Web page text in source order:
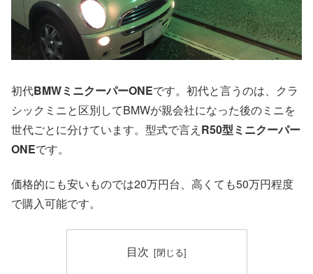
初代BMWミニクーパーONEです。初代と言うのは、クラ
シックミニと区別してBMWが親会社になった後のミニを
世代ごとに分けています。型式で言え R50型ミニクーパー
ONEです。
価格的にも安いものでは20万円台、高くても50万円程度
で購入可能です。
目次